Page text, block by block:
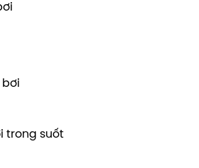
bơi
trong suốt